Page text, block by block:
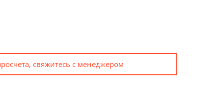
свяжитесь с менеджером